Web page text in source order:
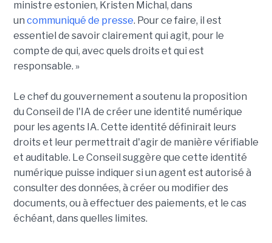
ministre estonien, Kristen Michal, dans
un communiqué de presse. Pour ce faire, il est
essentiel de savoir clairement qui agit, pour le
compte de qui, avec quels droits et qui est
responsable. »
Le chef du gouvernement a soutenu la proposition
du Conseil de l'IA de créer une identité numérique
pour les agents IA. Cette identité définirait leurs
droits et leur permettrait d'agir de manière vérifiable
et auditable. Le Conseil suggère que cette identité
numérique puisse indiquer si un agent est autorisé à
consulter des données, à créer ou modifier des
documents, ou à effectuer des paiements, et le cas
échéant, dans quelles limites.